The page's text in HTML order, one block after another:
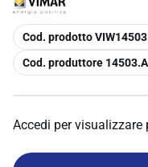
copia
Cod. prodotto
copia
Cod. produttore
Accedi per